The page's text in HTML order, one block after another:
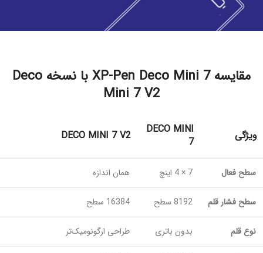
مقایسه XP-Pen Deco Mini 7 با نسخه Deco
Mini 7 V2
ویژگی
DECO MINI
7
DECO MINI 7 V2
سطح فعال 7 × 4 اینچ همان اندازه
سطح فشار قلم 8192 سطح 16384 سطح
نوع قلم بدون باتری طراحی ارگونومیک‌تر